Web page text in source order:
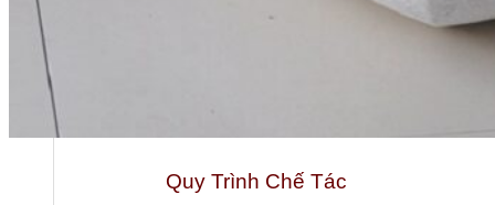
Quy Trình Chế Tác